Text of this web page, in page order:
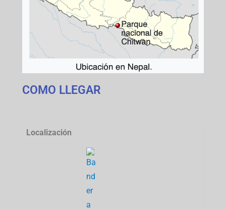
COMO LLEGAR
Localización